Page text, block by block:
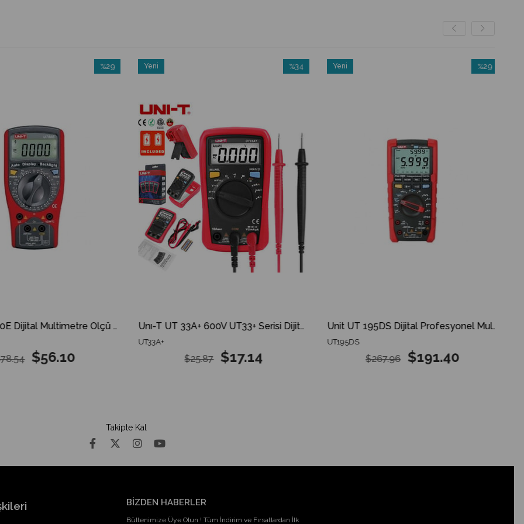
UNI-T UT 50E Dijital Multimetre Ölçü Aleti UT50E UT-50E
$56.10
%29
Unı-T UT 33A+ 600V UT33+ Serisi Dijital Multimetre Ölçü Aleti UT33A+ UT-33A+
UT33A+
$17.14
$25.87
%34
Yeni
Unit UT 195DS Dijital Profesyonel Multimetre UT195DS UT-195DS
UT195DS
$191.40
$267.96
%29
Yeni
Takipte Kal
BİZDEN HABERLER
Bültenimize Üye Olun ! Tüm İndirim ve Fırsatlardan İlk